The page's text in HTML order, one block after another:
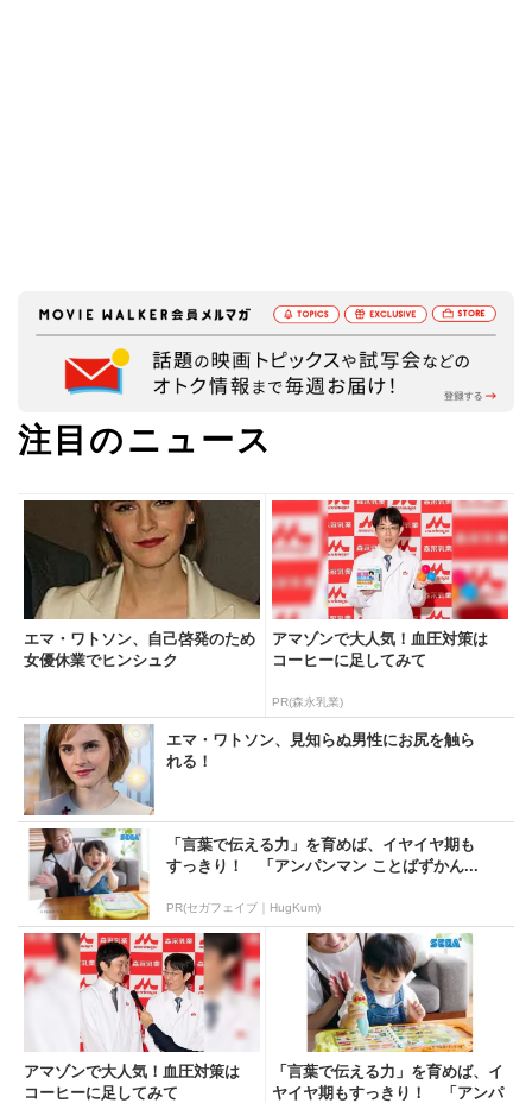
注目のニュース
エマ・ワトソン、自己啓発のため
女優休業でヒンシュク
アマゾンで大人気！血圧対策は
コーヒーに足してみて
PR(森永乳業)
エマ・ワトソン、見知らぬ男性にお尻を触ら
れる！
「言葉で伝える力」を育めば、イヤイヤ期も
すっきり！ 「アンパンマン ことばずかん...
PR(セガフェイブ｜HugKum)
アマゾンで大人気！血圧対策は
コーヒーに足してみて
「言葉で伝える力」を育めば、イ
ヤイヤ期もすっきり！ 「アンパ